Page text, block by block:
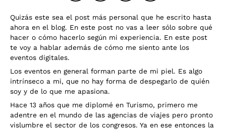
Quizás este sea el post más personal que he escrito hasta
ahora en el blog. En este post no vas a leer sólo sobre qué
hacer o cómo hacerlo según mi experiencia. En este post
te voy a hablar además de cómo me siento ante los
eventos digitales.
Los eventos en general forman parte de mi piel. Es algo
intrínseco a mi, que no hay forma de despegarlo de quién
soy y de lo que me apasiona.
Hace 13 años que me diplomé en Turismo, primero me
adentre en el mundo de las agencias de viajes pero pronto
vislumbre el sector de los congresos. Ya en ese entonces la